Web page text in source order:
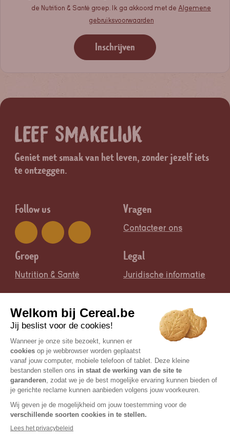
de Nutrition & Santé groep. Ik ga akkoord met de Algemene
gebruiksvoorwaarden
Inschrijven
LEEF SMAKELIJK
Geniet met smaak van het leven, zonder jezelf iets
te ontzeggen.
Follow us Vragen
Contacteer ons
Groep
Nutrition & Santé
Legal
Juridische informatie
Certisys / BE-BIO-01 is de controlerende bioinstantie |
© Copyright 2026 Céréal